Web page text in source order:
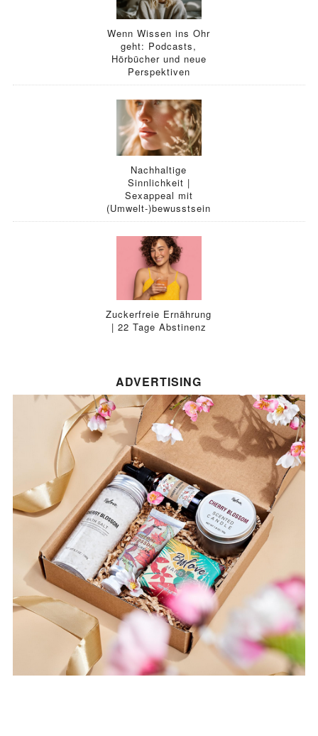
Wenn Wissen ins Ohr
geht: Podcasts,
Hörbücher und neue
Perspektiven
Nachhaltige
Sinnlichkeit |
Sexappeal mit
(Umwelt-)bewusstsein
Zuckerfreie Ernährung
| 22 Tage Abstinenz
ADVERTISING